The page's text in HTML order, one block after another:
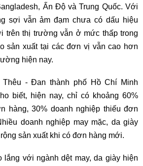
Ấn Độ và Trung Quốc. Với
sợi vẫn ảm đạm chưa có dấu hiệu
trên thị trường vẫn ở mức thấp trong
sản xuất tại các đơn vị vẫn cao hơn
hiện nay.
- Đan thành phố Hồ Chí Minh
biết, hiện nay, chỉ có khoảng 60%
hàng, 30% doanh nghiệp thiếu đơn
doanh nghiệp may mặc, da giày
sản xuất khi có đơn hàng mới.
lắng với ngành dệt may, da giày hiện